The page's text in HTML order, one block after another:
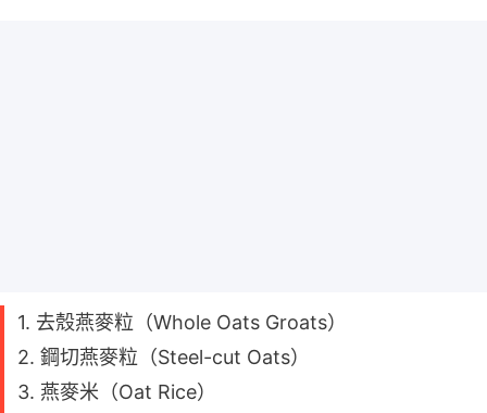
1. 去殼燕麥粒（Whole Oats Groats）
2. 鋼切燕麥粒（Steel-cut Oats）
3. 燕麥米（Oat Rice）